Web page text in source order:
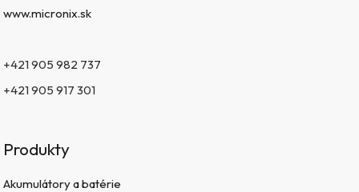
www.micronix.sk
+421 905 982 737
+421 905 917 301
Produkty
Akumulátory a batérie